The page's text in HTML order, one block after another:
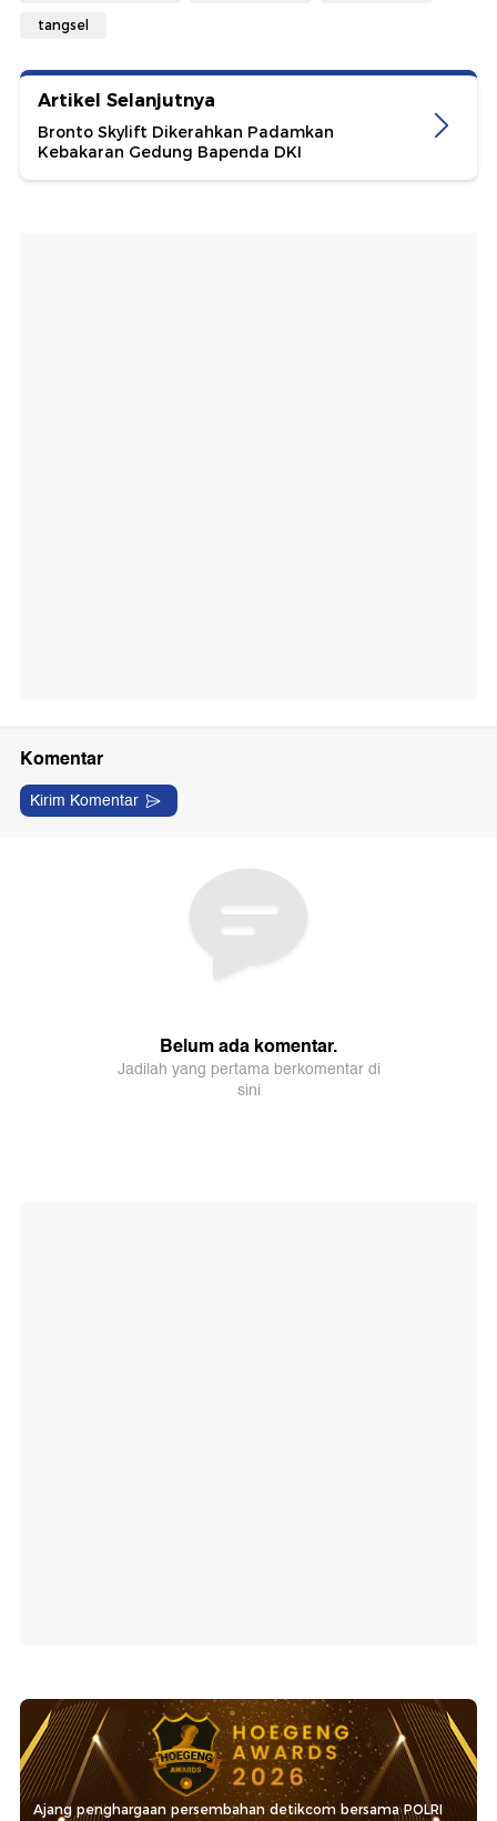
tangsel
Artikel Selanjutnya
Bronto Skylift Dikerahkan Padamkan
Kebakaran Gedung Bapenda DKI
Ajang penghargaan persembahan detikcom bersama POLRI